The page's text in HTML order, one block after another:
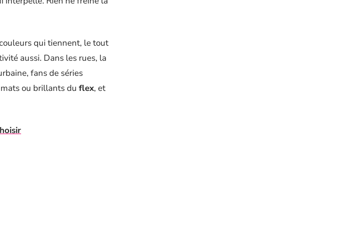
qui tiennent, le tout
aussi. Dans les rues, la
fans de séries
ou brillants du flex, et